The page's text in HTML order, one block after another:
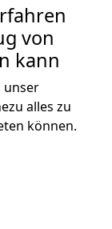
von
kann
unser
alles zu
können.